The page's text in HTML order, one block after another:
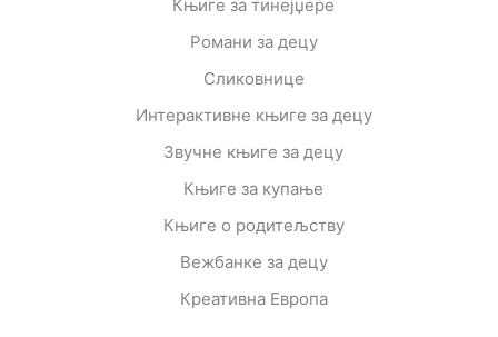
Књиге за тинејџере
Романи за децу
Сликовнице
Интерактивне књиге за децу
Звучне књиге за децу
Књиге за купање
Књиге о родитељству
Вежбанке за децу
Креативна Европа